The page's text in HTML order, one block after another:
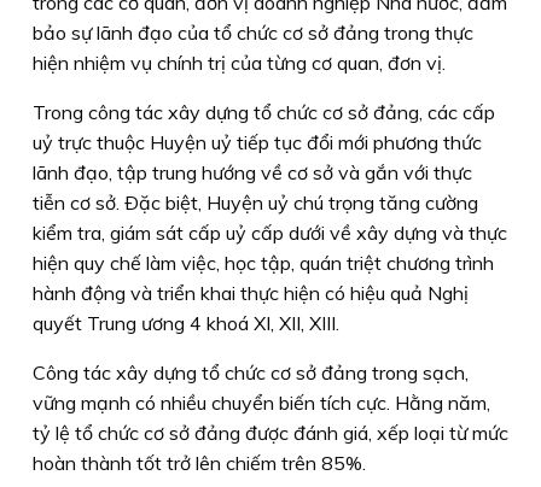
bảo sự lãnh đạo của tổ chức cơ sở đảng trong thực
hiện nhiệm vụ chính trị của từng cơ quan, đơn vị.
Trong công tác xây dựng tổ chức cơ sở đảng, các cấp
uỷ trực thuộc Huyện uỷ tiếp tục đổi mới phương thức
lãnh đạo, tập trung hướng về cơ sở và gắn với thực
tiễn cơ sở. Ðặc biệt, Huyện uỷ chú trọng tăng cường
kiểm tra, giám sát cấp uỷ cấp dưới về xây dựng và thực
hiện quy chế làm việc, học tập, quán triệt chương trình
hành động và triển khai thực hiện có hiệu quả Nghị
quyết Trung ương 4 khoá XI, XII, XIII.
Công tác xây dựng tổ chức cơ sở đảng trong sạch,
vững mạnh có nhiều chuyển biến tích cực. Hằng năm,
tỷ lệ tổ chức cơ sở đảng được đánh giá, xếp loại từ mức
hoàn thành tốt trở lên chiếm trên 85%.